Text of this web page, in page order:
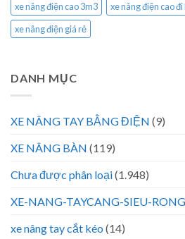
xe nâng điện cao 3m3
xe nâng điện cao
xe nâng điện giá rẻ
DANH MỤC
XE NÂNG TAY BẰNG ĐIỆN (9)
XE NÂNG BÀN (119)
Chưa được phân loại(1.948)
XE-NANG-TAYCANG-SIEU-RONG
xe nâng tay cắt kéo (14)